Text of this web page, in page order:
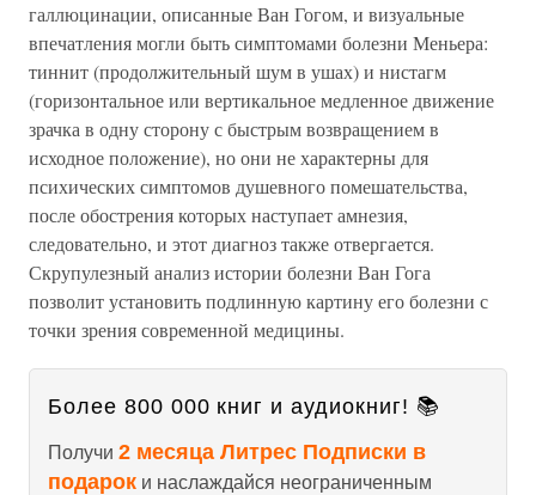
галлюцинации, описанные Ван Гогом, и визуальные
впечатления могли быть симптомами болезни Меньера:
тиннит (продолжительный шум в ушах) и нистагм
(горизонтальное или вертикальное медленное движение
зрачка в одну сторону с быстрым возвращением в
исходное положение), но они не характерны для
психических симптомов душевного помешательства,
после обострения которых наступает амнезия,
следовательно, и этот диагноз также отвергается.
Скрупулезный анализ истории болезни Ван Гога
позволит установить подлинную картину его болезни с
точки зрения современной медицины.
Более 800 000 книг и аудиокниг! 📚
Получи 2 месяца Литрес Подписки в
подарок и наслаждайся неограниченным